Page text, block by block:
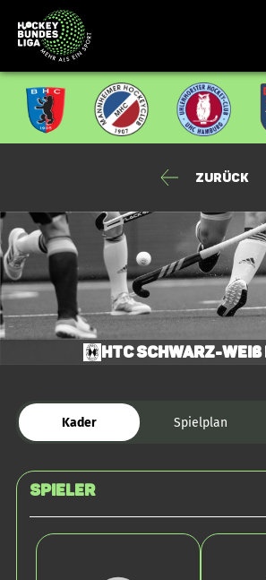
Zurück
HTC Schwarz-
Kader Spielplan
Spieler